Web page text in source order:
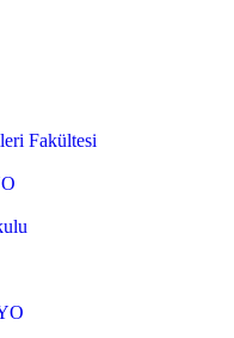
Fakültesi